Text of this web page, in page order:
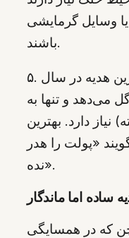
وسایل گرمایشی
باشند.
۵. هدیه در سال
گل می‌دهد و تنها به
نیاز دارد. بهترین
«پولت را هدر
نده».
ساده اما ماندگار
چن که در همسایگی